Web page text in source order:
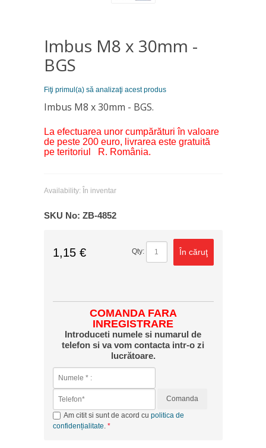
Imbus M8 x 30mm -
BGS
Fiţi primul(a) să analizaţi acest produs
Imbus M8 x 30mm - BGS.
La efectuarea unor cumpărături în valoare
de peste 200 euro, livrarea este gratuită
pe teritoriul R. România.
Availability: În inventar
SKU No: ZB-4852
1,15 € Qty: În căruţ
COMANDA FARA
INREGISTRARE
Introduceti numele si numarul de
telefon si va vom contacta intr-o zi
lucrătoare.
Comanda
Am citit si sunt de acord cu politica de
confidențialitate